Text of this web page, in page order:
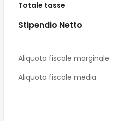
Totale tasse
Stipendio Netto
Aliquota fiscale marginale
Aliquota fiscale media